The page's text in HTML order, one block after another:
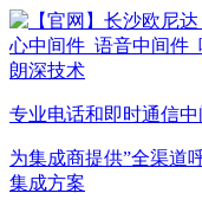
专业电话和即时通信
为集成商提供”全渠道
集成方案